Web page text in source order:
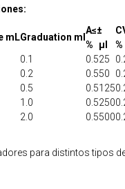
mLGraduation ml
A≤±
%
μl %
0.1 0.525
0.2 0.550
0.5 0.5125
1.0 0.5250
2.0 0.5500
para distintos tipos